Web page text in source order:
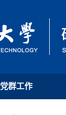
党群工作